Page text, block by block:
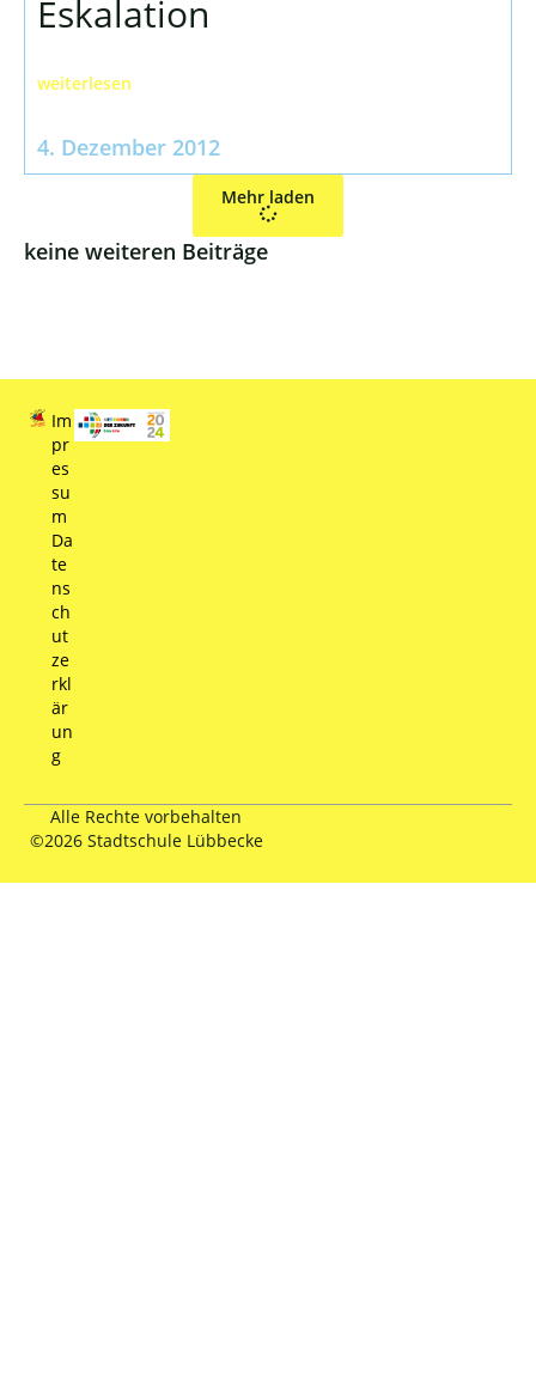
Eskalation
weiterlesen
4. Dezember 2012
Mehr laden
keine weiteren Beiträge
Im
pr
es
su
m
Da
te
ns
ch
ut
ze
rkl
är
un
g
Alle Rechte vorbehalten
©2026 Stadtschule Lübbecke